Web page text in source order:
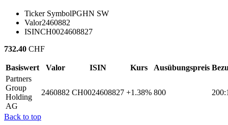
Ticker SymbolPGHN SW
Valor2460882
ISINCH0024608827
732.40 CHF
Basiswert Valor ISIN Kurs Ausübungspreis
Partners
Group
Holding
AG
2460882 CH0024608827 +1.38% 800
Back to top